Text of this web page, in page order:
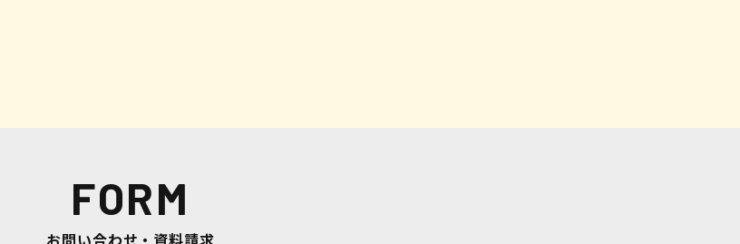
FORM
お問い合わせ・資料請求